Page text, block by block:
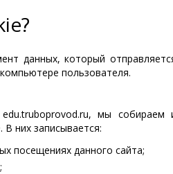
данных, который
пользователя.
мы собираем
них записывается:
посещениях данного сайта;